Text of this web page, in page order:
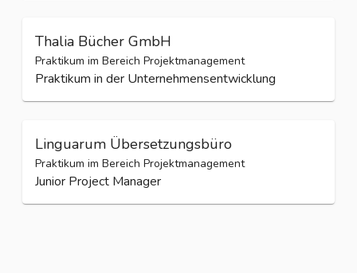
Thalia Bücher GmbH
Praktikum im Bereich Projektmanagement
Praktikum in der Unternehmensentwicklung
Linguarum Übersetzungsbüro
Praktikum im Bereich Projektmanagement
Junior Project Manager